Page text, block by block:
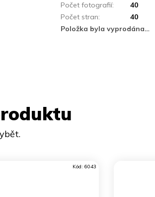
Kód: 6043
Počet fotografií:
40
Počet stran:
40
Položka byla vyprodána…